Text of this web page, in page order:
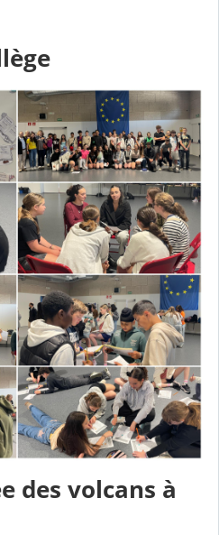
des volcans à